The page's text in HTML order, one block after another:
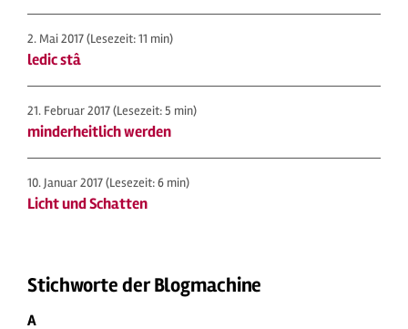
2. Mai 2017(Lesezeit: 11 min)
ledic stâ
21. Februar 2017(Lesezeit: 5 min)
minderheitlich werden
10. Januar 2017(Lesezeit: 6 min)
Licht und Schatten
Stichworte der Blogmachine
A